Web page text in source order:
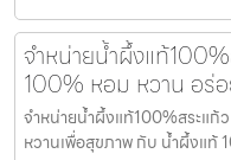
จำหน่ายน้ำผึ้งแท้
100% หอม หวาน อร่
จำหน่ายน้ำผึ้งแท้100%สระแก้
หวานเพื่อสุขภาพ กับ น้ำผึ้งแท้